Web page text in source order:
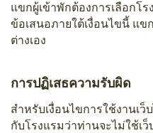
แขกผู้เข้าพักต้องการเลือกโ
ข้อเสนอภายใต้เงื่อนไขนี้ แข
ต่างเอง
การปฏิเสธความรับผิด
สำหรับเงื่อนไขการใช้งานเ
กับโรงแรมว่าท่านจะไม่ใช้เ